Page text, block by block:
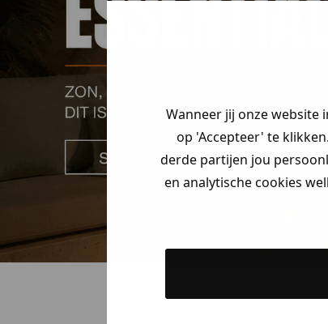
Wanneer jij onze website
op 'Accepteer' te
derde partijen jou
en analytische cookies
Vertel ons
zoek bent. 👇